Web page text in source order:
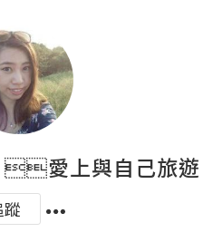
愛上與自己旅遊
蹤